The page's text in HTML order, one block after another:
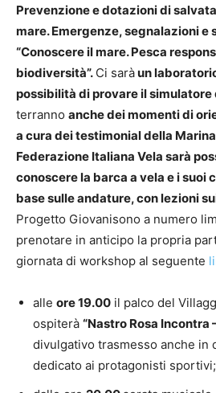
Prevenzione e dotazioni di
mare. Emergenze, segnalazioni e
“Conoscere il mare. Pesca
biodiversità”. Ci saràun
possibilità di provare il simulatore
terranno anche dei momenti di
a cura dei testimonial della
Federazione Italiana Vela sarà
conoscere la barca a vela e i suoi
base sulle andature, con lezioni
Progetto Giovanisono a numero
prenotare in anticipo la propria
giornata di workshop al seguente
alle ore 19.00 il palco del
ospiterà “Nastro Rosa Incontra
divulgativo trasmesso anche in
dedicato ai protagonisti sportivi;